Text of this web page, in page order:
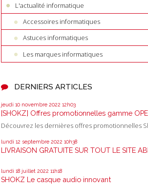
L'actualité informatique
Accessoires informatiques
Astuces informatiques
Les marques informatiques
DERNIERS ARTICLES
jeudi 10 novembre 2022 12h03
[SHOKZ] Offres promotionnelles gamme
Découvrez les dernières offres promotionnelles
lundi 12 septembre 2022 10h38
LIVRAISON GRATUITE SUR TOUT LE SITE
lundi 18 juillet 2022 11h18
SHOKZ Le casque audio innovant